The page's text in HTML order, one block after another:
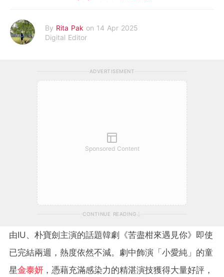
By Rita Pak on 14 Apr 2025
Digital Editor
ADVERTISEMENT
Sponsored Content
CONTINUE READING
由IU、朴寶劍主演的話題韓劇《苦盡柑來遇見你》即使
已完結兩週，熱度依然不減。劇中飾演「小愛純」的童
星金泰妍 ，憑藉充滿感染力的精湛演技獲得大量好評，